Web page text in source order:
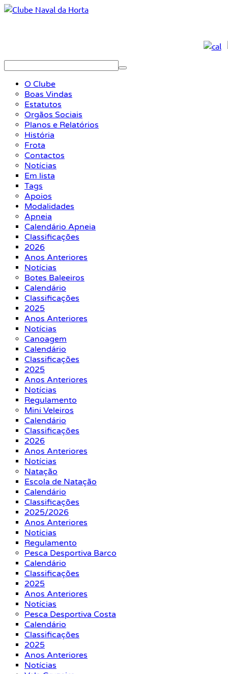
O Clube
Boas Vindas
Estatutos
Orgãos Sociais
Planos e Relatórios
História
Frota
Contactos
Notícias
Em lista
Tags
Apoios
Modalidades
Apneia
Calendário Apneia
Classificações
2026
Anos Anteriores
Notícias
Botes Baleeiros
Calendário
Classificações
2025
Anos Anteriores
Notícias
Canoagem
Calendário
Classificações
2025
Anos Anteriores
Notícias
Regulamento
Mini Veleiros
Calendário
Classificações
2026
Anos Anteriores
Notícias
Natação
Escola de Natação
Calendário
Classificações
2025/2026
Anos Anteriores
Notícias
Regulamento
Pesca Desportiva Barco
Calendário
Classificações
2025
Anos Anteriores
Notícias
Pesca Desportiva Costa
Calendário
Classificações
2025
Anos Anteriores
Notícias